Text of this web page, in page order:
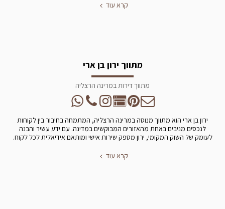
קרא עוד
מתווך ירון בן ארי
מתווך דירות במרינה הרצליה
ירון בן ארי הוא מתווך מנוסה במרינה הרצליה, המתמחה בחיבור בין לקוחות
לנכסים מניבים באחת מהאזורים המבוקשים במדינה. עם ידע עשיר והבנה
לעומק של השוק המקומי, ירון מספק שירות אישי ומותאם אידיאלית לכל לקוח.
קרא עוד